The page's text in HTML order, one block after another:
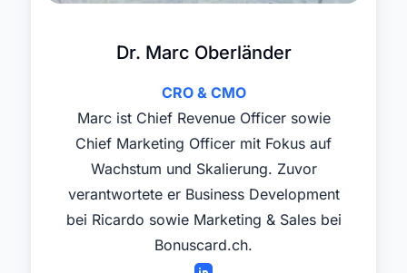
Dr. Marc Oberländer
CRO & CMO
Marc ist Chief Revenue Officer sowie
Chief Marketing Officer mit Fokus auf
Wachstum und Skalierung. Zuvor
verantwortete er Business Development
bei Ricardo sowie Marketing & Sales bei
Bonuscard.ch.